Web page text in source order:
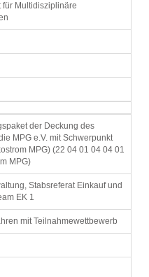
für Multidisziplinäre
der Deckung des
MPG e.V. mit Schwerpunkt
MPG) (22 04 01 04 04 01
MPG)
Stabsreferat Einkauf und
EK 1
mit Teilnahmewettbewerb